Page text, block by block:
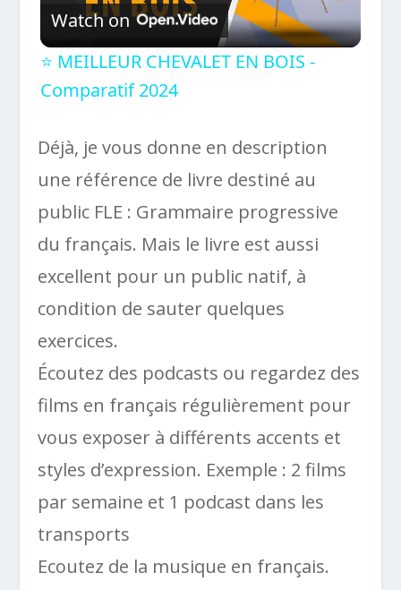
Video
Watch on
⭐️ MEILLEUR CHEVALET EN BOIS -
Comparatif 2024
Déjà, je vous donne en description
une référence de livre destiné au
public FLE : Grammaire progressive
du français. Mais le livre est aussi
excellent pour un public natif, à
condition de sauter quelques
exercices.
Écoutez des podcasts ou regardez des
films en français régulièrement pour
vous exposer à différents accents et
styles d’expression. Exemple : 2 films
par semaine et 1 podcast dans les
transports
Ecoutez de la musique en français.